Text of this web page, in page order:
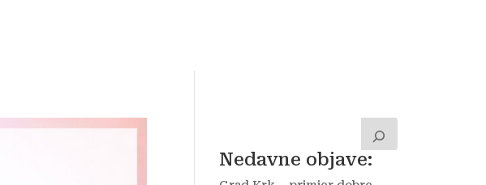
Nedavne objave: